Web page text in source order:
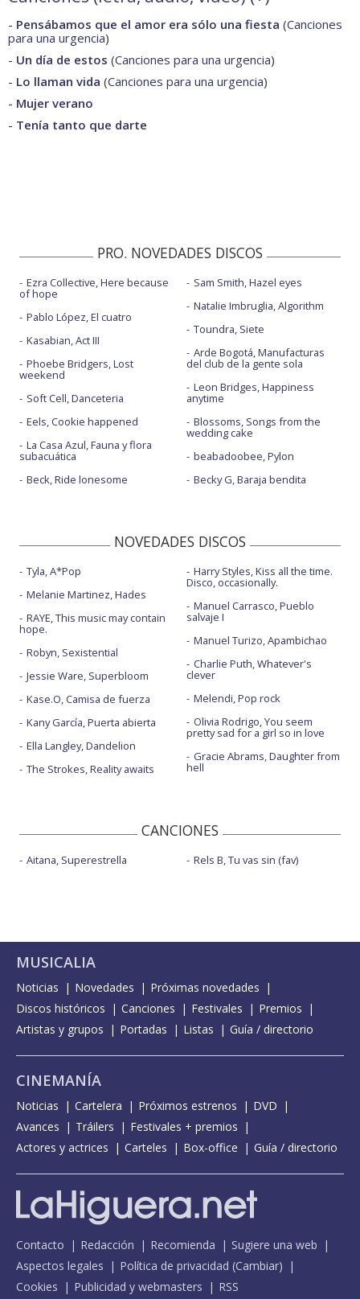
- Pensábamos que el amor era sólo una fiesta (Canciones
para una urgencia)
- Un día de estos (Canciones para una urgencia)
- Lo llaman vida (Canciones para una urgencia)
- Mujer verano
- Tenía tanto que darte
PRO. NOVEDADES DISCOS
Ezra Collective, Here because
of hope
Pablo López, El cuatro
Kasabian, Act III
Phoebe Bridgers, Lost
weekend
Soft Cell, Danceteria
Eels, Cookie happened
La Casa Azul, Fauna y flora
subacuática
Beck, Ride lonesome
Sam Smith, Hazel eyes
Natalie Imbruglia, Algorithm
Toundra, Siete
Arde Bogotá, Manufacturas
del club de la gente sola
Leon Bridges, Happiness
anytime
Blossoms, Songs from the
wedding cake
beabadoobee, Pylon
Becky G, Baraja bendita
NOVEDADES DISCOS
Tyla, A*Pop
Melanie Martinez, Hades
RAYE, This music may contain
hope.
Robyn, Sexistential
Jessie Ware, Superbloom
Kase.O, Camisa de fuerza
Kany García, Puerta abierta
Ella Langley, Dandelion
The Strokes, Reality awaits
Harry Styles, Kiss all the time.
Disco, occasionally.
Manuel Carrasco, Pueblo
salvaje I
Manuel Turizo, Apambichao
Charlie Puth, Whatever's
clever
Melendi, Pop rock
Olivia Rodrigo, You seem
pretty sad for a girl so in love
Gracie Abrams, Daughter from
hell
CANCIONES
Aitana, Superestrella Rels B, Tu vas sin (fav)
MUSICALIA
Noticias Novedades
Próximas novedades
Discos históricos
Canciones Festivales
Premios
Artistas y grupos
Portadas Listas Guía / directorio
CINEMANÍA
Noticias Cartelera Próximos estrenos
DVD
Avances
Tráilers
Festivales + premios
Actores y actrices
Carteles Box-office Guía / directorio
Contacto Redacción Recomienda
Sugiere una web
Aspectos legales
Política de privacidad (Cambiar)
Cookies
Publicidad y webmasters RSS